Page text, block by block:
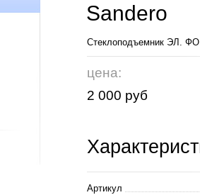
Sandero
Стеклоподъемник ЭЛ.
цена:
2 000 руб
Артикул